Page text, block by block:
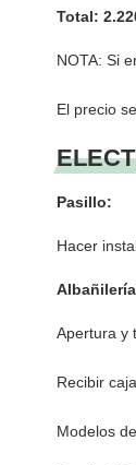
Total:
NOTA: Si
El precio
Pasillo:
Hacer
Apertura y
Recibir
Modelos